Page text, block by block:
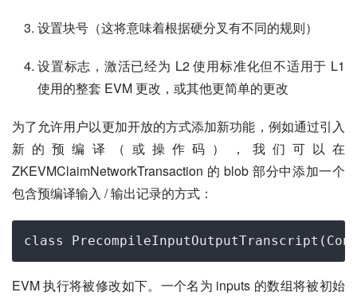
设置块号（这将意味着根据硬分叉有不同的规则）
设置标志，激活已经为 L2 使用标准化但不适用于 L1
使用的整套 EVM 更改，或其他更简单的更改
为了允许用户以更加开放的方式添加新功能，例如通过引入
新的预编译（或操作码），我们可以在
ZKEVMClaimNetworkTransaction 的 blob 部分中添加一个
包含预编译输入 / 输出记录的方式：
EVM 执行将被修改如下。一个名为 inputs 的数组将被初始